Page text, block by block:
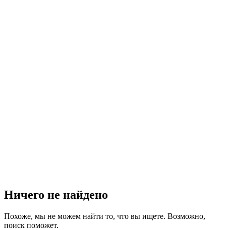
Ничего не найдено
Похоже, мы не можем найти то, что вы ищете. Возможно,
поиск поможет.